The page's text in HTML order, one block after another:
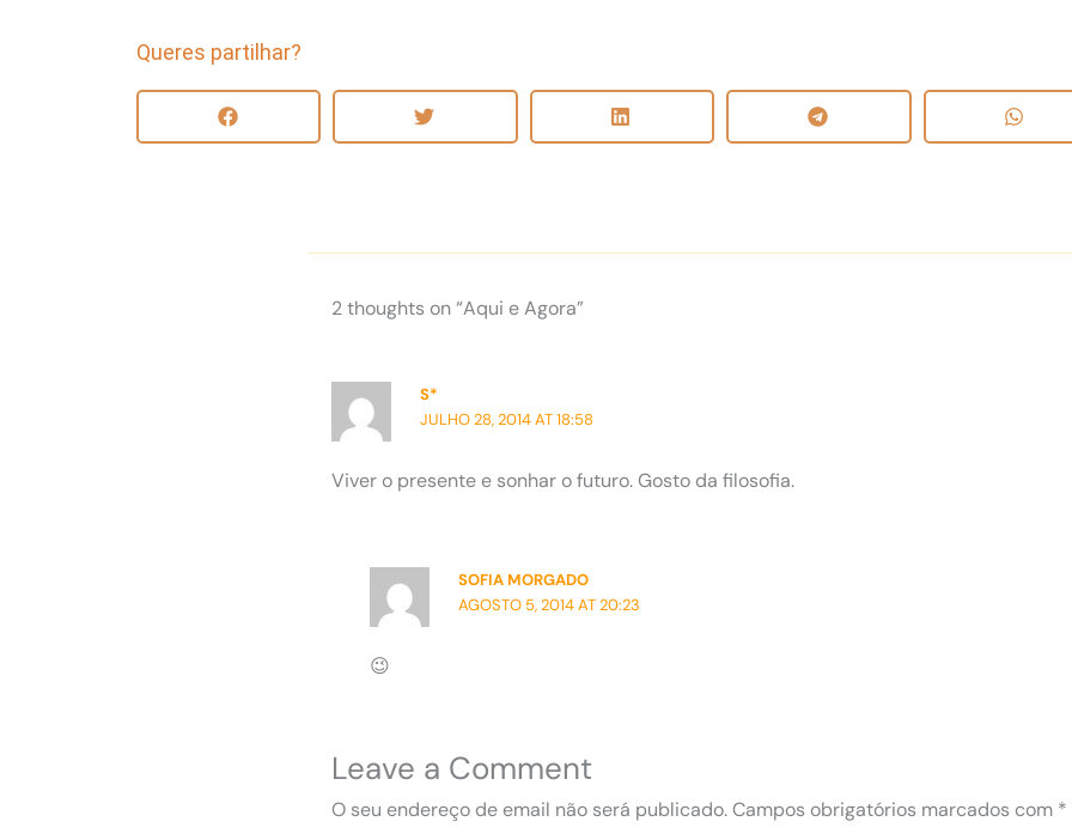
Queres partilhar?
2 thoughts on “Aqui e Agora”
S*
JULHO 28, 2014 AT 18:58
Viver o presente e sonhar o futuro. Gosto da filosofia.
SOFIA MORGADO
AGOSTO 5, 2014 AT 20:23
😉
Leave a Comment
O seu endereço de email não será publicado.Campos obrigatórios marcados com *